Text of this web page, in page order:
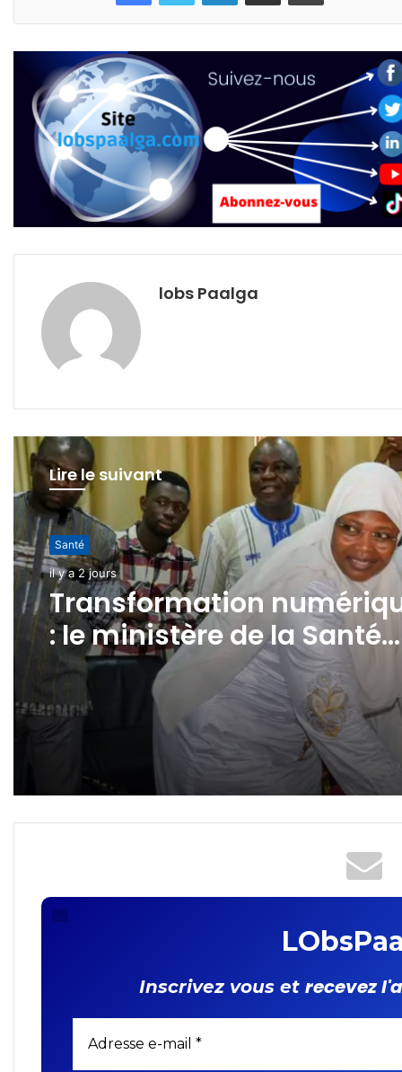
lobs Paalga
Lire le suivant
Santé
il y a 2 jours
Transformation
: le ministère de la Santé
lance e-AGREMENT-MS
Inscrivez vous et recevez